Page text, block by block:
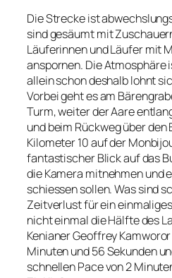
Die Strecke ist
sind gesäumt mit
Läuferinnen und Läufer mit
anspornen. Die Atmosphäre
allein schon deshalb lohnt
Vorbei geht es am
Turm, weiter der Aare
und beim Rückweg über
Kilometer 10 auf der
fantastischer Blick auf das
die Kamera mitnehmen und
schiessen sollen. Was sind
Zeitverlust für ein
nicht einmal die Hälfte des
Kenianer Geoffrey
Minuten und 56 Sekunden
schnellen Pace von 2